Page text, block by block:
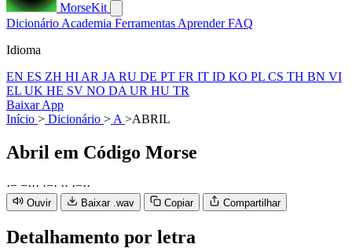
MorseKit
Dicionário Academia Ferramentas AprenderFAQ
Idioma
EN ES ZH HI AR JA RU DE PT FR IT ID KO PL CS TH BN VI
EL UK HE SV NO DA UR HU TR
Baixar App
Início > Dicionário > A >ABRIL
Abril em Código Morse
·− −··· ·−· ·· ·−··
Ouvir Baixar .wav Copiar Compartilhar
Detalhamento por letra